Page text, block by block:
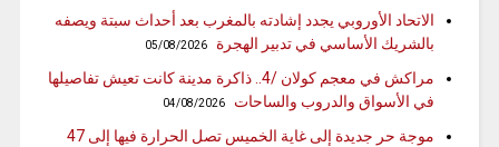
الاتحاد الأوروبي يجدد إشادته بالمغرب بعد أحداث سبتة ويصفه
بالشريك الأساسي في تدبير الهجرة
05/08/2026
مراكش في معجم كولان /4.. ذاكرة مدينة كانت تعيش تفاصيلها
في الأسواق والدروب والساحات
04/08/2026
موجة حر جديدة إلى غاية الخميس تصل الحرارة فيها إلى 47